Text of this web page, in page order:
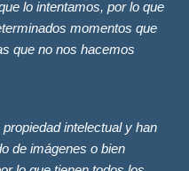
lo intentamos, por lo que
momentos que
que no nos hacemos
intelectual y han
de imágenes o bien